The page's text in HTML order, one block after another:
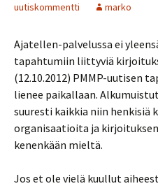
uutiskommentti
marko
Ajatellen-palvelussa ei
tapahtumiin liittyviä
(12.10.2012) PMMP-uutisen
lienee paikallaan.
suuresti kaikkia niin henkisiä
organisaatioita ja
kenenkään mieltä.
Jos et ole vielä kuullut